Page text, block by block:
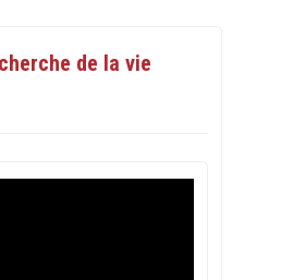
de la vie